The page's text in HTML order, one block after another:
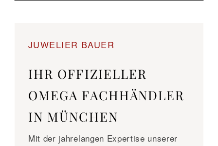
JUWELIER BAUER
IHR OFFIZIELLER
OMEGA FACHHÄNDLER
IN MÜNCHEN
Mit der jahrelangen Expertise unserer